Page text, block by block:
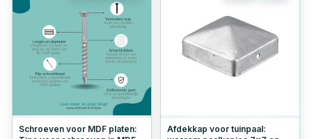
leggen we uit waar je op moet
letten bij het kiezen van de
juiste fietshaak, hoe je deze
bevestigt én beantwoorden we
veelgestelde vragen.
Schroeven voor MDF platen:
Afdekkap voor tuinpaal: